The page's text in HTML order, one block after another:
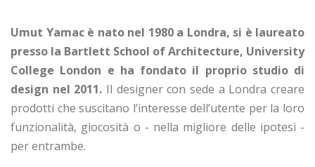
Umut Yamac è nato nel 1980 a Londra, si è laureato
presso la Bartlett School of Architecture, University
College London e ha fondato il proprio studio di
design nel 2011. Il designer con sede a Londra creare
prodotti che suscitano l’interesse dell’utente per la loro
funzionalità, giocosità o - nella migliore delle ipotesi -
per entrambe.